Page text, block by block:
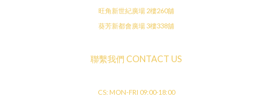
旺角新世紀廣場 2樓260舖
葵芳新都會廣場 3樓338舖
聯繫我們 CONTACT US
CS: MON-FRI 09:00-18:00